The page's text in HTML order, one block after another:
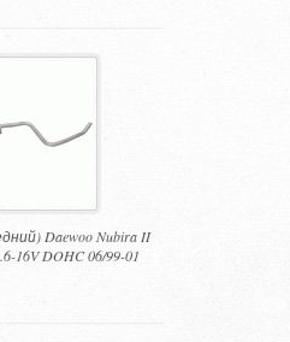
Daewoo Nubira II
16V DOHC 06/99-01